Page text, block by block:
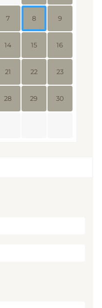
7 8 9
14 15 16
21 22 23
28 29 30